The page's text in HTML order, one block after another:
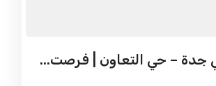
جدة – حي التعاون | فرصت...